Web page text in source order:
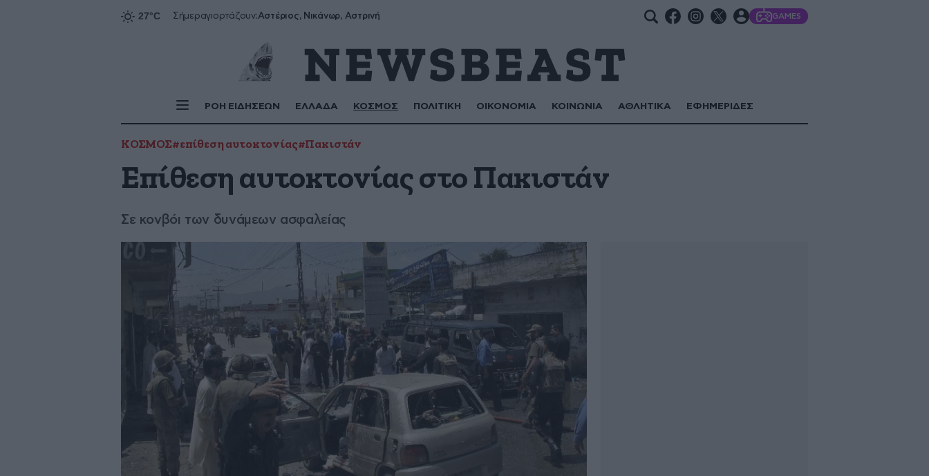
Σήμεραγιορτάζουν:Αστέριος, Νικάνωρ, Αστρινή GAMES
ΡΟΗ ΕΙΔΗΣΕΩΝ ΕΛΛΑΔΑ ΚΟΣΜΟΣ ΠΟΛΙΤΙΚΗ ΟΙΚΟΝΟΜΙΑ ΚΟΙΝΩΝΙΑ ΑΘΛΗΤΙΚΑ ΕΦΗΜΕΡΙΔΕΣ
ΚΟΣΜΟΣ#επίθεση αυτοκτονίας#Πακιστάν
Επίθεση αυτοκτονίας στο Πακιστάν
Σε κονβόι των δυνάμεων ασφαλείας